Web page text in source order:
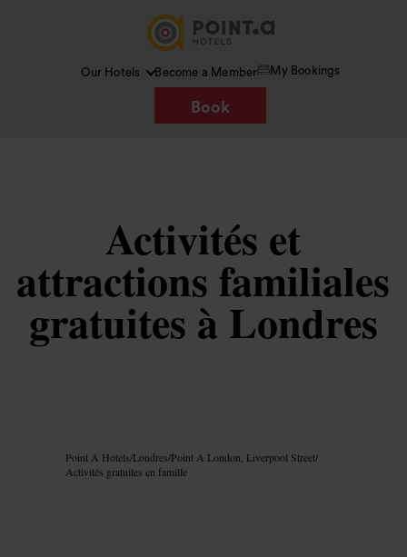
Our Hotels Become a Member My Bookings
Book
Activités et
attractions familiales
gratuites à Londres
Point A Hotels/Londres/Point A London, Liverpool Street/
Activités gratuites en famille